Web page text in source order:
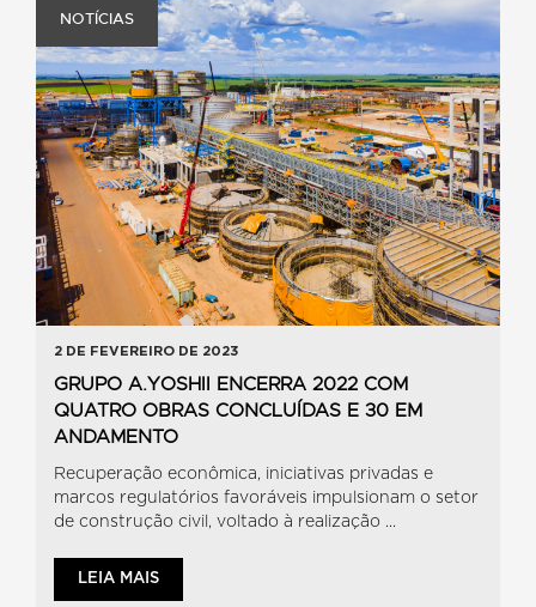
NOTÍCIAS
2 DE FEVEREIRO DE 2023
GRUPO A.YOSHII ENCERRA 2022 COM
QUATRO OBRAS CONCLUÍDAS E 30 EM
ANDAMENTO
Recuperação econômica, iniciativas privadas e
marcos regulatórios favoráveis impulsionam o setor
de construção civil, voltado à realização ...
LEIA MAIS